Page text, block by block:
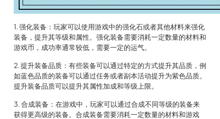
1. 强化装备：玩家可以使用游戏中的强化石或者其他材料来强化
装备，提升其等级和属性。强化装备需要消耗一定数量的材料和
游戏币，成功率通常较低，需要一定的运气。
2. 提升装备品质：有些装备可以通过特定的方式提升其品质，例
如蓝色品质的装备可以通过任务或者副本活动提升为紫色品质。
提升装备品质可以提升其属性加成和等级上限。
3. 合成装备：在游戏中，玩家可以通过合成不同等级的装备来
获得更高级的装备。合成装备需要消耗一定数量的材料和游戏